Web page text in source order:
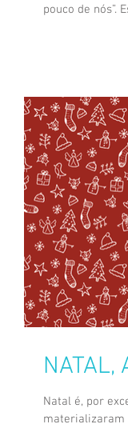
pouco de nós”.
NATAL,
Natal é, por
materializaram